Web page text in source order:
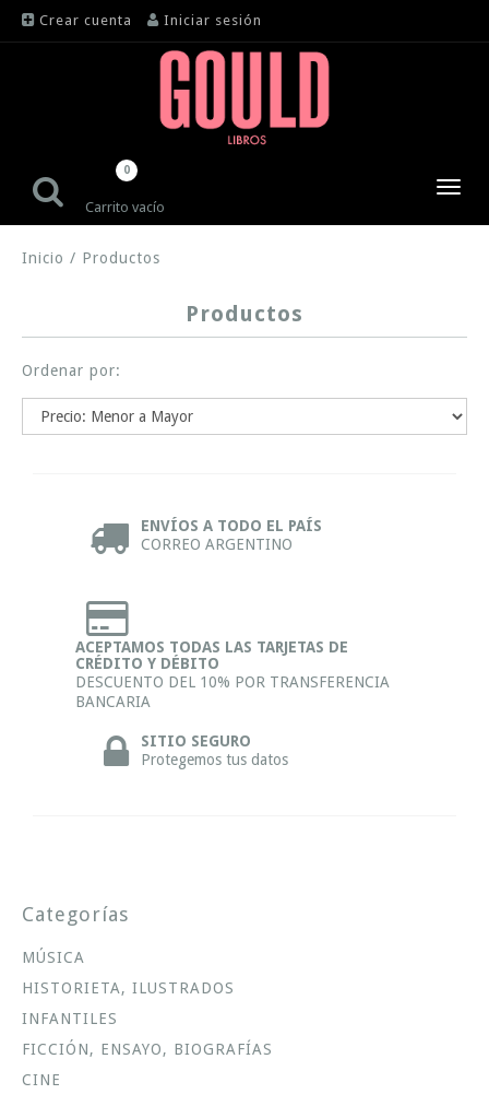
Crear cuenta Iniciar sesión
Carrito vacío
0
Inicio / Productos
Productos
Ordenar por:
ENVÍOS A TODO EL PAÍS
CORREO ARGENTINO
ACEPTAMOS TODAS LAS TARJETAS DE
CRÉDITO Y DÉBITO
DESCUENTO DEL 10% POR TRANSFERENCIA
BANCARIA
SITIO SEGURO
Protegemos tus datos
Categorías
MÚSICA
HISTORIETA, ILUSTRADOS
INFANTILES
FICCIÓN, ENSAYO, BIOGRAFÍAS
CINE